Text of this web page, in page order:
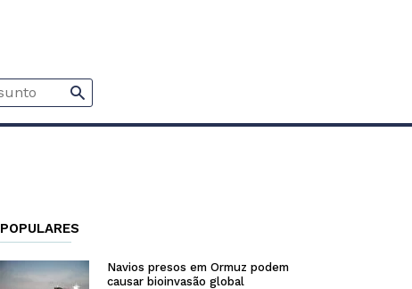
POPULARES
Navios presos em Ormuz podem
causar bioinvasão global